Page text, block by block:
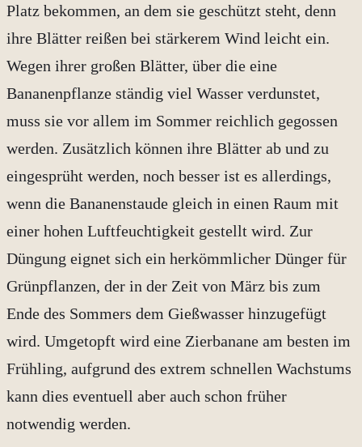
Platz bekommen, an dem sie geschützt steht, denn
ihre Blätter reißen bei stärkerem Wind leicht ein.
Wegen ihrer großen Blätter, über die eine
Bananenpflanze ständig viel Wasser verdunstet,
muss sie vor allem im Sommer reichlich gegossen
werden. Zusätzlich können ihre Blätter ab und zu
eingesprüht werden, noch besser ist es allerdings,
wenn die Bananenstaude gleich in einen Raum mit
einer hohen Luftfeuchtigkeit gestellt wird. Zur
Düngung eignet sich ein herkömmlicher Dünger für
Grünpflanzen, der in der Zeit von März bis zum
Ende des Sommers dem Gießwasser hinzugefügt
wird. Umgetopft wird eine Zierbanane am besten im
Frühling, aufgrund des extrem schnellen Wachstums
kann dies eventuell aber auch schon früher
notwendig werden.